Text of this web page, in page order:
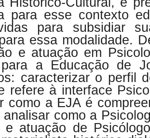
para esse contexto
para subsidiar
essa modalidade.
e atuação em
a Educação de
caracterizar o perfil
refere à interface
como a EJA é
como a
e atuação de